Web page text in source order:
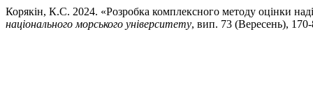
Корякін, К.С. 2024. «Розробка комплексного методу оцінки
національного морського університету, вип. 73 (Вересень),